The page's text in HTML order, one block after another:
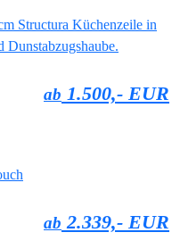
ab 1.500,- EUR
ab 2.339,- EUR